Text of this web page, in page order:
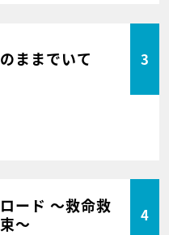
ままでいて 3
ード ～救命救
～
4